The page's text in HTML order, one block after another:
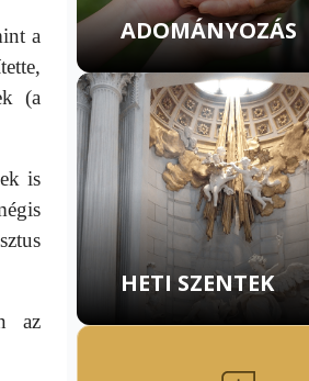
a
(a
is
az
ADOMÁNYOZÁS
HETI SZENTEK